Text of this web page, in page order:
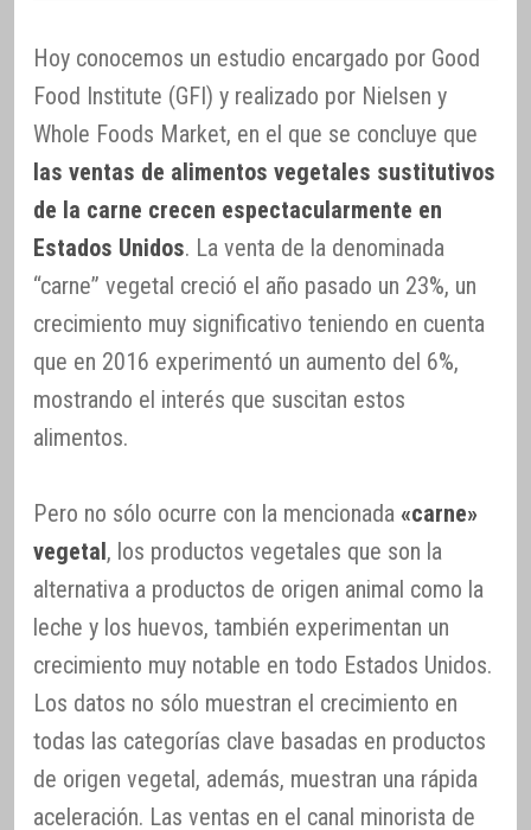
Hoy conocemos un estudio encargado por Good
Food Institute (GFI) y realizado por Nielsen y
Whole Foods Market, en el que se concluye que
las ventas de alimentos vegetales sustitutivos
de la carne crecen espectacularmente en
Estados Unidos. La venta de la denominada
“carne” vegetal creció el año pasado un 23%, un
crecimiento muy significativo teniendo en cuenta
que en 2016 experimentó un aumento del 6%,
mostrando el interés que suscitan estos
alimentos.
Pero no sólo ocurre con la mencionada «carne»
vegetal, los productos vegetales que son la
alternativa a productos de origen animal como la
leche y los huevos, también experimentan un
crecimiento muy notable en todo Estados Unidos.
Los datos no sólo muestran el crecimiento en
todas las categorías clave basadas en productos
de origen vegetal, además, muestran una rápida
aceleración. Las ventas en el canal minorista de